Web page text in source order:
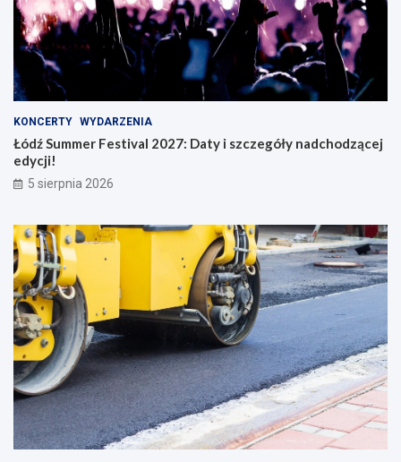
KONCERTY WYDARZENIA
Łódź Summer Festival 2027: Daty i szczegóły nadchodzącej
edycji!
5 sierpnia 2026